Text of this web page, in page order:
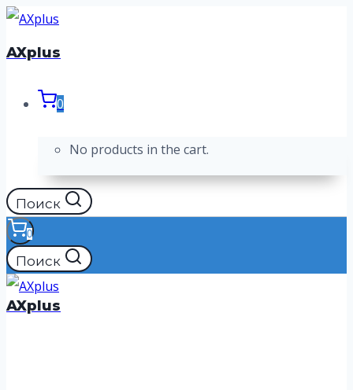
Перейти
к
AXplus
0
No products in the cart.
Поиск
0
Поиск
AXplus